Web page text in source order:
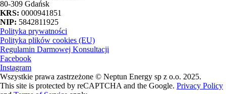
80-309 Gdańsk
KRS: 0000941851
NIP: 5842811925
Polityka prywatności
Polityka plików cookies (EU)
Regulamin Darmowej Konsultacji
Facebook
Instagram
Wszystkie prawa zastrzeżone © Neptun Energy sp z o.o. 2025.
This site is protected by reCAPTCHA and the Google. Privacy Policy